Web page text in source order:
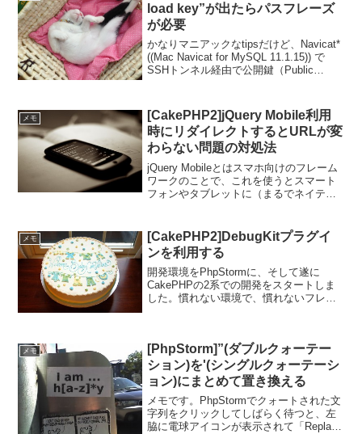
load key”が出たらパスフレーズ
が必要
かなりマニアックなtipsだけど、Navicat*
((Mac Navicat for MySQL 11.1.15)) で
SSHトンネル経由で公開鍵（Public
の...
メモ
[CakePHP2]jQuery Mobile利用
時にリダイレクトするとURLが変
わらない問題の対処法
jQuery Mobileとはスマホ向けのフレーム
ワークのことで、これを使うとスマート
フォンやタブレットに（まるでネイティ
す。さらに、PCはもちろんiOSや
Androi...
メモ
[CakePHP2]DebugKitプラグイ
ンを利用する
開発環境をPhpStormに、そして遂に
CakePHPの2系での開発をスタートしま
した。慣れない環境で、慣れないフレー
ションやSQ...
メモ
[PhpStorm]”(ダブルクォーテー
ション)を'(シングルクォーテーシ
ョン)にまとめて置き換える
メモです。PhpStormでクォートされた文
字列をクリックしてしばらく待つと、左
脇に電球アイコンが表示されて「Replace